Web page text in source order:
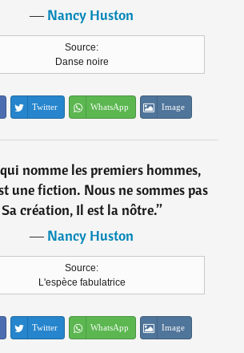
―Nancy Huston
Source:
Danse noire
Twitter WhatsApp Image
nomme les premiers hommes,
une fiction. Nous ne sommes pas
Sa création, Il est la nôtre.”
―Nancy Huston
Source:
L'espèce fabulatrice
Twitter WhatsApp Image